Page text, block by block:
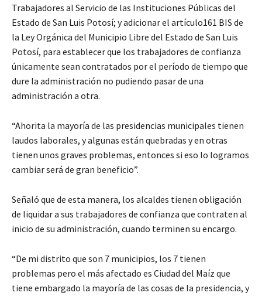
Trabajadores al Servicio de las Instituciones Públicas del
Estado de San Luis Potosí; y adicionar el artículo161 BIS de
la Ley Orgánica del Municipio Libre del Estado de San Luis
Potosí, para establecer que los trabajadores de confianza
únicamente sean contratados por el período de tiempo que
dure la administración no pudiendo pasar de una
administración a otra.
“Ahorita la mayoría de las presidencias municipales tienen
laudos laborales, y algunas están quebradas y en otras
tienen unos graves problemas, entonces si eso lo logramos
cambiar será de gran beneficio”.
Señaló que de esta manera, los alcaldes tienen obligación
de liquidar a sus trabajadores de confianza que contraten al
inicio de su administración, cuando terminen su encargo.
“De mi distrito que son 7 municipios, los 7 tienen
problemas pero el más afectado es Ciudad del Maíz que
tiene embargado la mayoría de las cosas de la presidencia, y